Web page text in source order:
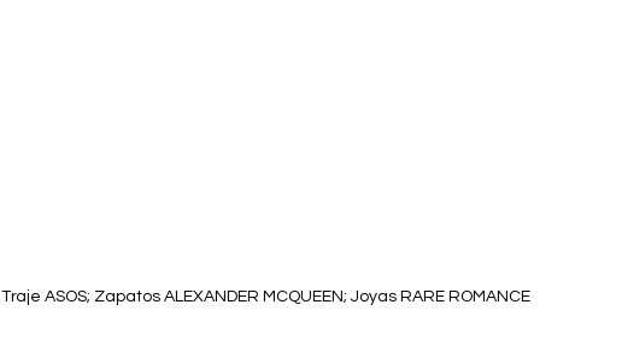
Traje ASOS; Zapatos ALEXANDER MCQUEEN; Joyas RARE ROMANCE